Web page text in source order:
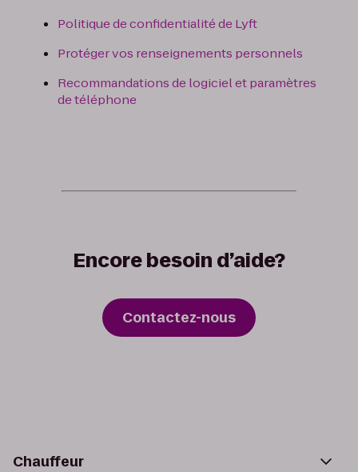
Politique de confidentialité de Lyft
Protéger vos renseignements personnels
Recommandations de logiciel et paramètres
de téléphone
Encore besoin d’aide?
Contactez-nous
Chauffeur